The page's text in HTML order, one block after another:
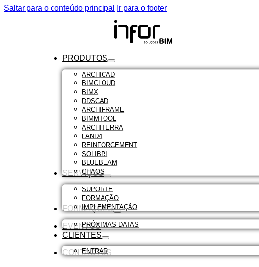
Saltar para o conteúdo principal Ir para o footer
PRODUTOS
ARCHICAD
BIMCLOUD
BIMX
DDSCAD
ARCHIFRAME
BIMMTOOL
ARCHITERRA
LAND4
REINFORCEMENT
SOLIBRI
BLUEBEAM
CHAOS
SERVIÇOS
SUPORTE
FORMAÇÃO
IMPLEMENTAÇÃO
FORMAÇÕES
PRÓXIMAS DATAS
EVENTOS
CLIENTES
ENTRAR
CONTACTOS